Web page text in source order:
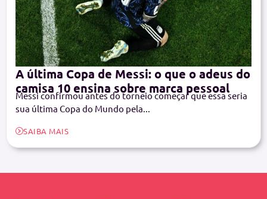
A última Copa de Messi: o que o adeus do
camisa 10 ensina sobre marca pessoal
Messi confirmou antes do torneio começar que essa seria
sua última Copa do Mundo pela...
SAIBA MAIS